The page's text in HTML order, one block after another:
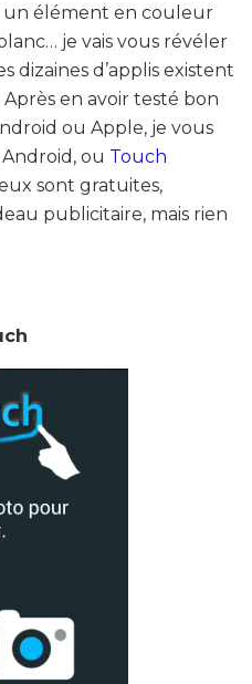
élément en couleur
je vais vous révéler
dizaines d’applis existent
en avoir testé bon
ou Apple, je vous
ou Touch
sont gratuites,
publicitaire, mais rien